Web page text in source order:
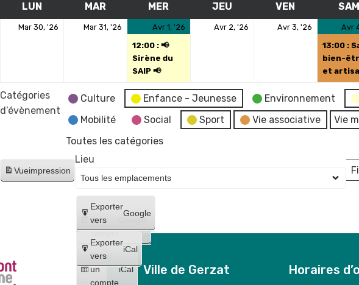
LUN MARMARDI MER MERCREDIJEU VEN VENDREDISAM
Mar 30, '26 Mar 31, '26
mars
2026
Avr 1, '26
12:00 : 📢
Sirène du
SAIP 📢
Avr 2, '26 Avr 3, '26
avril
2026
Avr
13:00 :
bien-
et
Catégories
d’évènement
Culture Enfance - Jeunesse Environnement
Mobilité
Social Sport Vie associative
Vie
Toutes les catégories
Vueimpression
Créer
un
compte
Google
Créer
un
compte
iCal
Exporter
vers
Google
Exporter
vers
iCal
Lieu
Ville de Gerzat Horaires